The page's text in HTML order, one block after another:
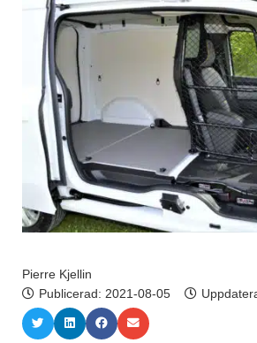
Pierre Kjellin
Publicerad: 2021-08-05